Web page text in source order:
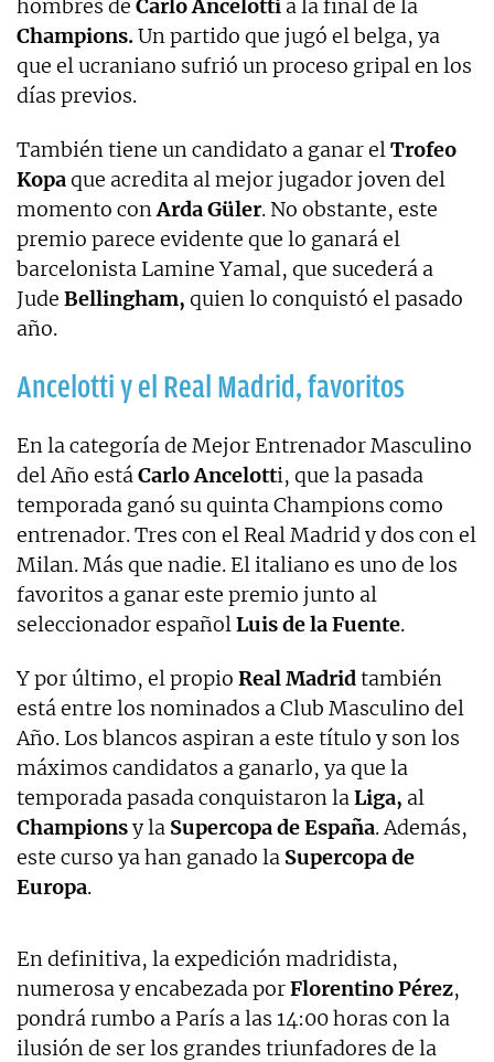
hombres de Carlo Ancelotti a la final de la
Champions.Un partido que jugó el belga, ya
que el ucraniano sufrió un proceso gripal en los
días previos.
También tiene un candidato a ganar elTrofeo
Kopaque acredita al mejor jugador joven del
momento conArda Güler. No obstante, este
premio parece evidente que lo ganará el
barcelonista Lamine Yamal, que sucederá a
Jude Bellingham, quien lo conquistó el pasado
año.
Ancelotti y el Real Madrid, favoritos
En la categoría de Mejor Entrenador Masculino
del Año estáCarlo Ancelotti, que la pasada
temporada ganó su quinta Champions como
entrenador. Tres con el Real Madrid y dos con el
Milan. Más que nadie. El italiano es uno de los
favoritos a ganar este premio junto al
seleccionador españolLuis de la Fuente.
Y por último, el propio Real Madridtambién
está entre los nominados a Club Masculino del
Año. Los blancos aspiran a este título y son los
máximos candidatos a ganarlo, ya que la
temporada pasada conquistaron laLiga, al
Championsy la Supercopa de España. Además,
este curso ya han ganado la Supercopa de
Europa.
En definitiva, la expedición madridista,
numerosa y encabezada porFlorentino Pérez,
pondrá rumbo a París a las 14:00 horas con la
ilusión de ser los grandes triunfadores de la